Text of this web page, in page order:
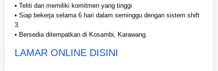
• Teliti dan memiliki komitmen yang tinggi
• Siap bekerja selama 6 hari dalam seminggu dengan sistem shift
3.
• Bersedia ditempatkan di Kosambi, Karawang.
LAMAR ONLINE DISINI